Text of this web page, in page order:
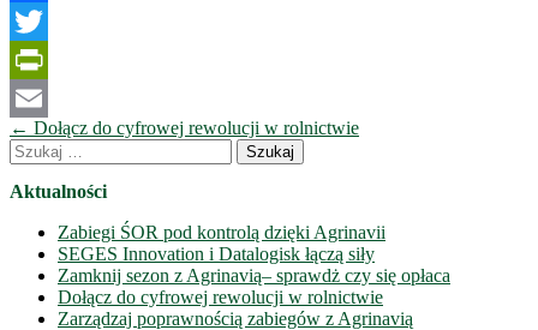
Facebook
Twitter
PrintFriendly
Email
Nawigacja
wpisów
← Dołącz do cyfrowej rewolucji w rolnictwie
Szukaj:
Aktualności
Zabiegi ŚOR pod kontrolą dzięki Agrinavii
SEGES Innovation i Datalogisk łączą siły
Zamknij sezon z Agrinavią– sprawdż czy się opłaca
Dołącz do cyfrowej rewolucji w rolnictwie
Zarządzaj poprawnością zabiegów z Agrinavią